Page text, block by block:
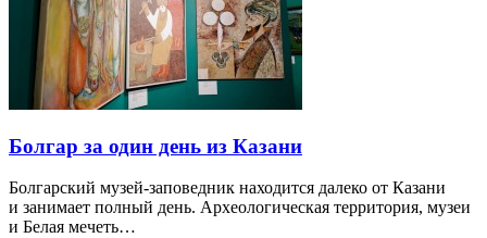
Болгар за один день из Казани
Болгарский музей-заповедник находится далеко от Казани
и занимает полный день. Археологическая территория, музеи
и Белая мечеть…